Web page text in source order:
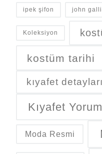
ipek şifon john
Koleksiyon
kostüm tarihi
kıyafet detayları
Kıyafet
Moda Resmi